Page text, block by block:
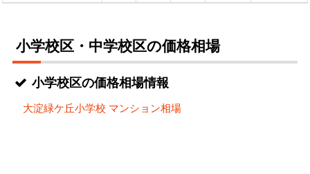
小学校区・中学校区の価格相場
小学校区の価格相場情報
大淀緑ケ丘小学校 マンション相場